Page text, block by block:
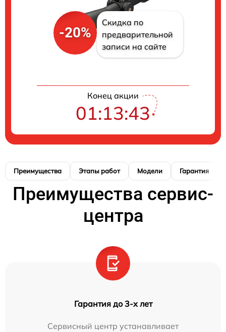
-20%
Скидка по
предварительной
записи на сайте
Конец акции
01:13:42
Преимущества Этапы работ Модели Гарантия
Преимущества сервис-
центра
Гарантия до 3-х лет
Сервисный центр устанавливает